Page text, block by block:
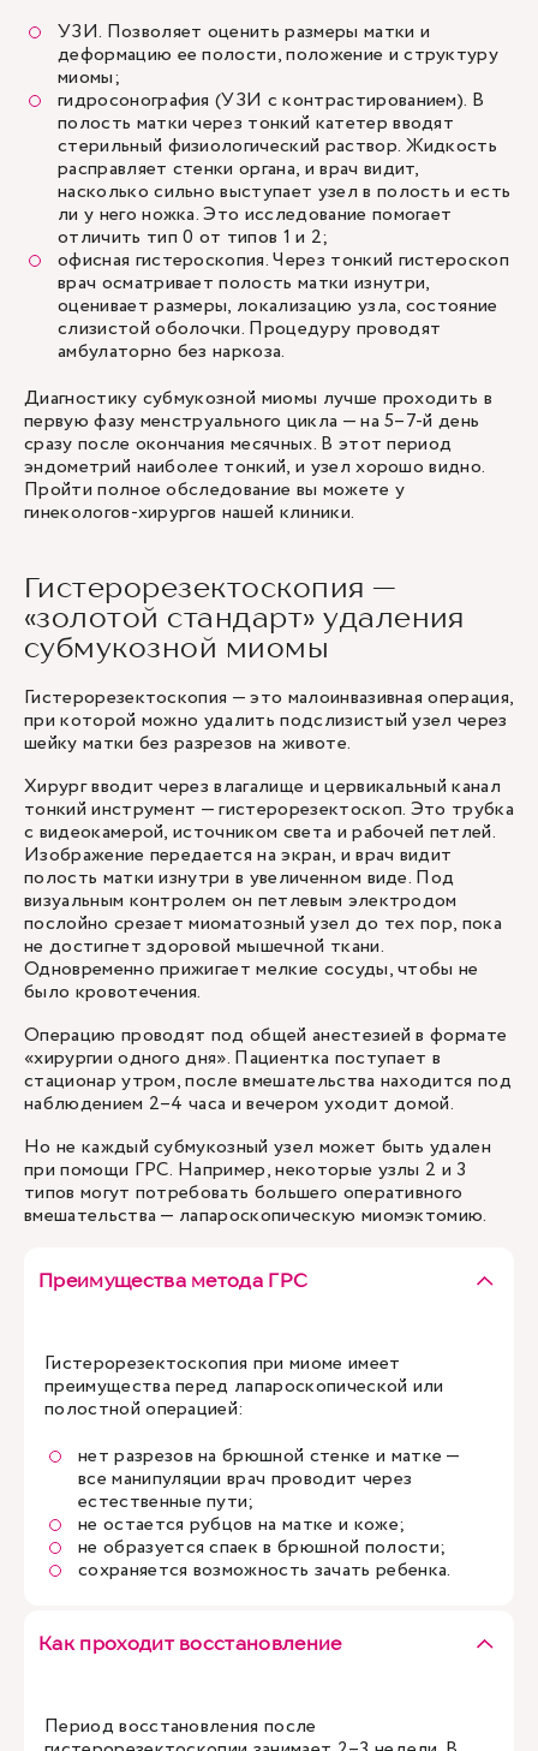
УЗИ. Позволяет оценить размеры матки и
деформацию ее полости, положение и структуру
миомы;
гидросонография (УЗИ с контрастированием). В
полость матки через тонкий катетер вводят
стерильный физиологический раствор. Жидкость
расправляет стенки органа, и врач видит,
насколько сильно выступает узел в полость и есть
ли у него ножка. Это исследование помогает
отличить тип 0 от типов 1 и 2;
офисная гистероскопия. Через тонкий гистероскоп
врач осматривает полость матки изнутри,
оценивает размеры, локализацию узла, состояние
слизистой оболочки. Процедуру проводят
амбулаторно без наркоза.
Диагностику субмукозной миомы лучше проходить в
первую фазу менструального цикла — на 5–7-й день
сразу после окончания месячных. В этот период
эндометрий наиболее тонкий, и узел хорошо видно.
Пройти полное обследование вы можете у
гинекологов-хирургов нашей клиники.
Гистерорезектоскопия —
«золотой стандарт» удаления
субмукозной миомы
Гистерорезектоскопия — это малоинвазивная операция,
при которой можно удалить подслизистый узел через
шейку матки без разрезов на животе.
Хирург вводит через влагалище и цервикальный канал
тонкий инструмент — гистерорезектоскоп. Это трубка
с видеокамерой, источником света и рабочей петлей.
Изображение передается на экран, и врач видит
полость матки изнутри в увеличенном виде. Под
визуальным контролем он петлевым электродом
послойно срезает миоматозный узел до тех пор, пока
не достигнет здоровой мышечной ткани.
Одновременно прижигает мелкие сосуды, чтобы не
было кровотечения.
Операцию проводят под общей анестезией в формате
«хирургии одного дня». Пациентка поступает в
стационар утром, после вмешательства находится под
наблюдением 2–4 часа и вечером уходит домой.
Но не каждый субмукозный узел может быть удален
при помощи ГРС. Например, некоторые узлы 2 и 3
типов могут потребовать большего оперативного
вмешательства — лапароскопическую миомэктомию.
Преимущества метода ГРС
Гистерорезектоскопия при миоме имеет
преимущества перед лапароскопической или
полостной операцией:
нет разрезов на брюшной стенке и матке —
все манипуляции врач проводит через
естественные пути;
не остается рубцов на матке и коже;
не образуется спаек в брюшной полости;
сохраняется возможность зачать ребенка.
Как проходит восстановление
Период восстановления после